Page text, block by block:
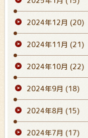
2024年12月 (20)
2024年11月 (21)
2024年10月 (22)
2024年9月 (18)
2024年8月 (15)
2024年7月 (17)